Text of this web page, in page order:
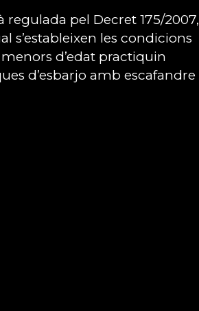
regulada pel Decret 175/2007,
s’estableixen les condicions
d’edat practiquin
d’esbarjo amb escafandre